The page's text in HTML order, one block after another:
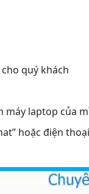
quý khách
máy laptop của
hoặc điện